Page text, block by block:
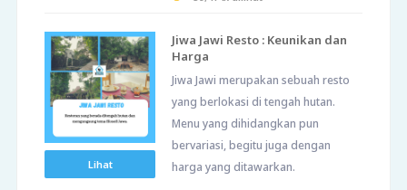
Lihat
Jiwa Jawi Resto : Keunikan dan
Harga
Jiwa Jawi merupakan sebuah resto
yang berlokasi di tengah hutan.
Menu yang dihidangkan pun
bervariasi, begitu juga dengan
harga yang ditawarkan.